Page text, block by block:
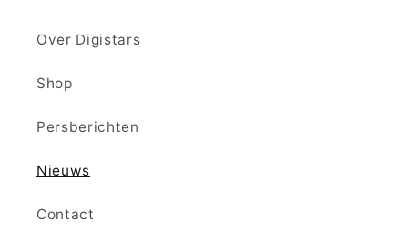
Over Digistars
Shop
Persberichten
Nieuws
Contact